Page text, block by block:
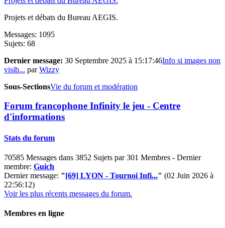
Projets et débats du Bureau AEGIS.
Messages: 1095
Sujets: 68
Dernier message: 30 Septembre 2025 à 15:17:46Info si images non
visib... parWizzy
Sous-SectionsVie du forum et modération
Forum francophone Infinity le jeu - Centre
d'informations
Stats du forum
70585 Messages dans 3852 Sujets par 301 Membres - Dernier
membre: Guich
Dernier message: "[69] LYON - Tournoi Infi..." (02 Juin 2026 à
22:56:12)
Voir les plus récents messages du forum.
Membres en ligne